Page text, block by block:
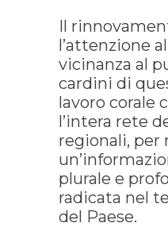
Il
l’attenzione
vicinanza al
cardini di
lavoro corale
l’intera rete
regionali,
plurale e
radicata nel
del Paese.